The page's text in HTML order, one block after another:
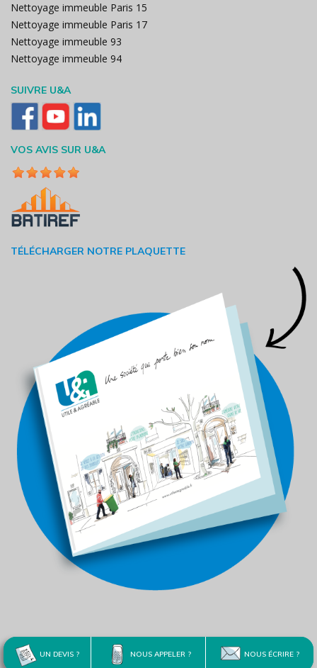
UN DEVIS ? NOUS APPELER ? NOUS ÉCRIRE ?
Nettoyage immeuble Paris 15
Nettoyage immeuble Paris 17
Nettoyage immeuble 93
Nettoyage immeuble 94
SUIVRE U&A
VOS AVIS SUR U&A
TÉLÉCHARGER NOTRE PLAQUETTE